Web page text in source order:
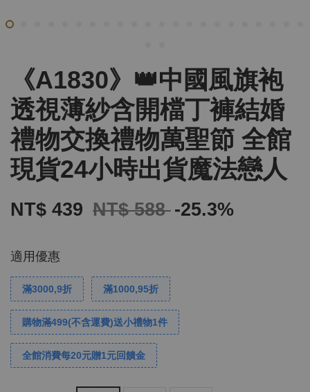
《A1830》👑中國風旗袍
透視薄紗含開檔丁褲結婚
禮物交換禮物萬聖節 全館
現貨24小時出貨魔法戀人
NT$ 439 NT$ 588 -25.3%
適用優惠
滿3000,9折 滿1000,95折
購物滿499(不含運費)送小禮物1件
全館消費每20元贈1元回饋金